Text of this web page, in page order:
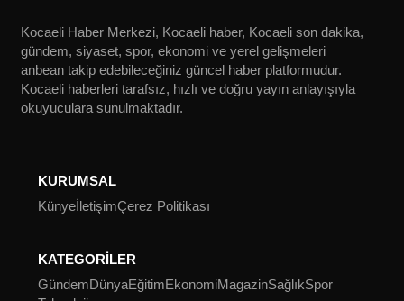
Kocaeli Haber Merkezi, Kocaeli haber, Kocaeli son dakika,
gündem, siyaset, spor, ekonomi ve yerel gelişmeleri
anbean takip edebileceğiniz güncel haber platformudur.
Kocaeli haberleri tarafsız, hızlı ve doğru yayın anlayışıyla
okuyuculara sunulmaktadır.
KURUMSAL
KünyeİletişimÇerez Politikası
KATEGORİLER
GündemDünyaEğitimEkonomiMagazinSağlıkSpor